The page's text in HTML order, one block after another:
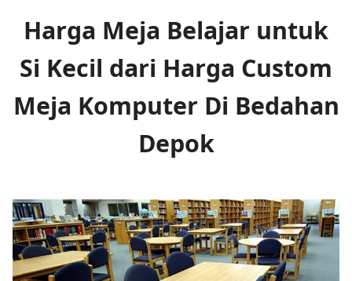
Harga Meja Belajar untuk
Si Kecil dari Harga Custom
Meja Komputer Di Bedahan
Depok